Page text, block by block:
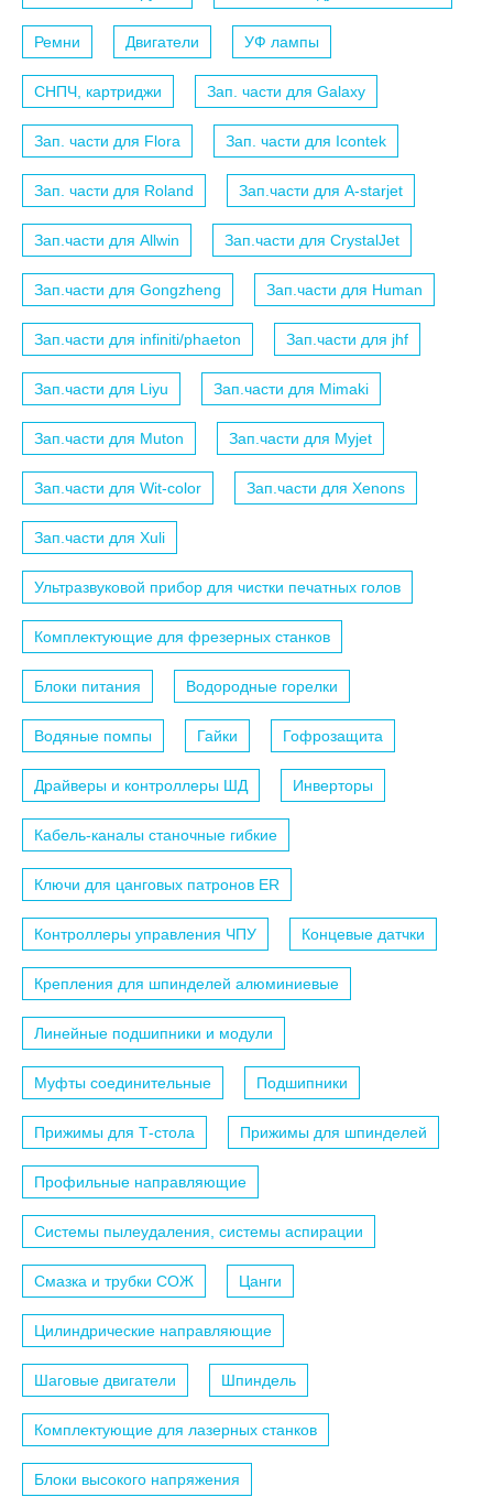
Ремни Двигатели УФ лампы
СНПЧ, картриджи Зап. части для Galaxy
Зап. части для Flora Зап. части для Icontek
Зап. части для Roland Зап.части для A-starjet
Зап.части для Allwin Зап.части для CrystalJet
Зап.части для Gongzheng Зап.части для Human
Зап.части для infiniti/phaeton Зап.части для jhf
Зап.части для Liyu Зап.части для Mimaki
Зап.части для Muton Зап.части для Myjet
Зап.части для Wit-color Зап.части для Xenons
Зап.части для Xuli
Ультразвуковой прибор для чистки печатных голов
Комплектующие для фрезерных станков
Блоки питания Водородные горелки
Водяные помпы Гайки Гофрозащита
Драйверы и контроллеры ШД Инверторы
Кабель-каналы станочные гибкие
Ключи для цанговых патронов ER
Контроллеры управления ЧПУ Концевые датчки
Крепления для шпинделей алюминиевые
Линейные подшипники и модули
Муфты соединительные Подшипники
Прижимы для Т-стола Прижимы для шпинделей
Профильные направляющие
Системы пылеудаления, системы аспирации
Смазка и трубки СОЖ Цанги
Цилиндрические направляющие
Шаговые двигатели Шпиндель
Комплектующие для лазерных станков
Блоки высокого напряжения